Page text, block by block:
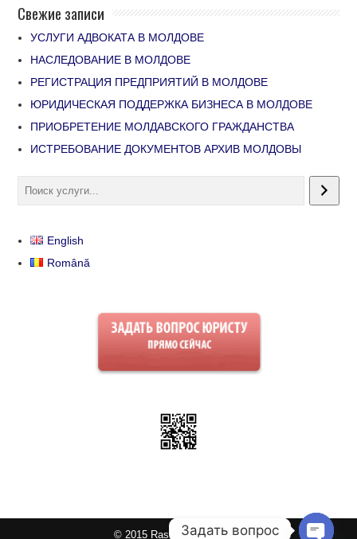
Свежие записи
УСЛУГИ АДВОКАТА В МОЛДОВЕ
НАСЛЕДОВАНИЕ В МОЛДОВЕ
РЕГИСТРАЦИЯ ПРЕДПРИЯТИЙ В МОЛДОВЕ
ЮРИДИЧЕСКАЯ ПОДДЕРЖКА БИЗНЕСА В МОЛДОВЕ
ПРИОБРЕТЕНИЕ МОЛДАВСКОГО ГРАЖДАНСТВА
ИСТРЕБОВАНИЕ ДОКУМЕНТОВ АРХИВ МОЛДОВЫ
English
Română
© 2015 Rashkov Law Group
Задать вопрос